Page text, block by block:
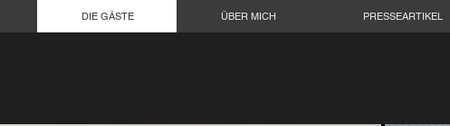
DIE GÄSTE ÜBER MICH PRESSEARTIKEL